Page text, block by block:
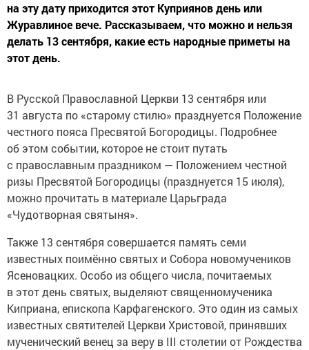
на эту дату приходится этот Куприянов день или
Журавлиное вече. Рассказываем, что можно и нельзя
делать 13 сентября, какие есть народные приметы на
этот день.
В Русской Православной Церкви 13 сентября или
31 августа по «старому стилю» празднуется Положение
честного пояса Пресвятой Богородицы. Подробнее
об этом событии, которое не стоит путать
с православным праздником — Положением честной
ризы Пресвятой Богородицы (празднуется 15 июля),
можно прочитать в материале Царьграда
«Чудотворная святыня».
Также 13 сентября совершается память семи
известных поимённо святых и Собора новомучеников
Ясеновацких. Особо из общего числа, почитаемых
в этот день святых, выделяют священномученика
Киприана, епископа Карфагенского. Это один из самых
известных святителей Церкви Христовой, принявших
мученический венец за веру в III столетии от Рождества